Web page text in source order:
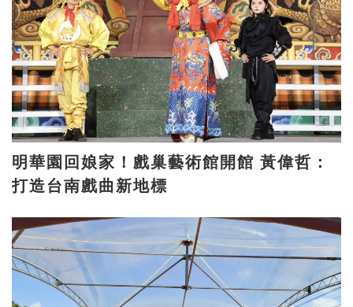
明華園回娘家！戲巢藝術館開館 黃偉哲：
打造台南戲曲新地標